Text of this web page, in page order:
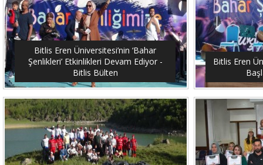
Bitlis Eren Üniversitesi’nin ‘Bahar
Şenlikleri’ Etkinlikleri Devam Ediyor -
Bitlis Bülten
Bitlis Eren